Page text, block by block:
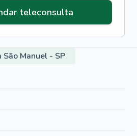
teleconsulta
Manuel - SP